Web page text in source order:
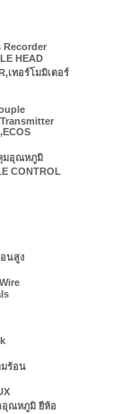
Recorder
HEAD
เทอร์โมมิเตอร์
มอุณหภูมิ
CONTROL
นสูง
ร้อน
อุณหภูมิ ยีห้อ